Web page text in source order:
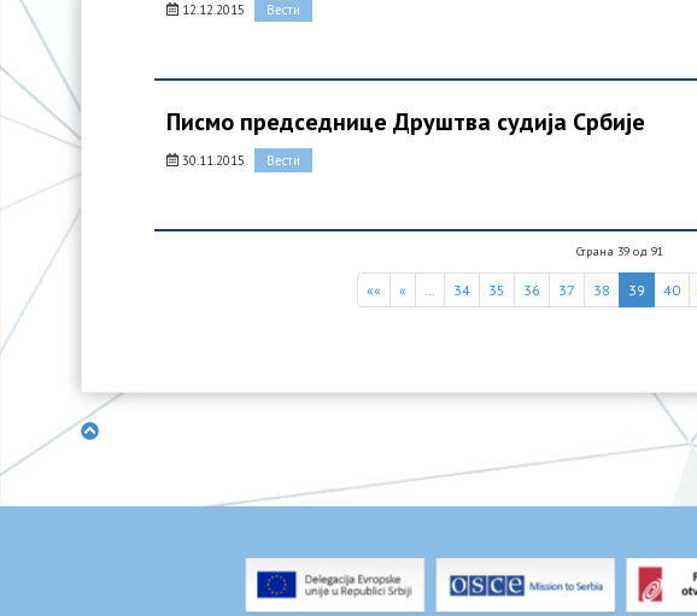
12.12.2015 Вести
Писмо председнице Друштва судија Србије
30.11.2015 Вести
Страна 39 од 91
«« « … 34 35 36 37 38 39 40